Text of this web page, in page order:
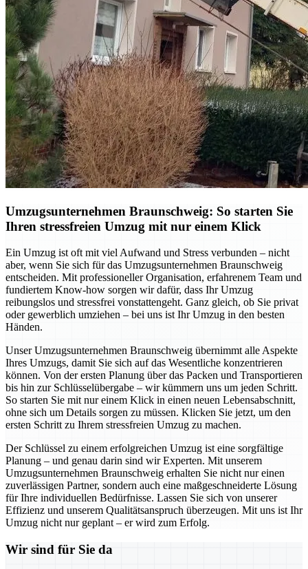
Umzugsunternehmen Braunschweig: So starten Sie
Ihren stressfreien Umzug mit nur einem Klick
Ein Umzug ist oft mit viel Aufwand und Stress verbunden – nicht
aber, wenn Sie sich für das Umzugsunternehmen Braunschweig
entscheiden. Mit professioneller Organisation, erfahrenem Team und
fundiertem Know-how sorgen wir dafür, dass Ihr Umzug
reibungslos und stressfrei vonstattengeht. Ganz gleich, ob Sie privat
oder gewerblich umziehen – bei uns ist Ihr Umzug in den besten
Händen.
Unser Umzugsunternehmen Braunschweig übernimmt alle Aspekte
Ihres Umzugs, damit Sie sich auf das Wesentliche konzentrieren
können. Von der ersten Planung über das Packen und Transportieren
bis hin zur Schlüsselübergabe – wir kümmern uns um jeden Schritt.
So starten Sie mit nur einem Klick in einen neuen Lebensabschnitt,
ohne sich um Details sorgen zu müssen. Klicken Sie jetzt, um den
ersten Schritt zu Ihrem stressfreien Umzug zu machen.
Der Schlüssel zu einem erfolgreichen Umzug ist eine sorgfältige
Planung – und genau darin sind wir Experten. Mit unserem
Umzugsunternehmen Braunschweig erhalten Sie nicht nur einen
zuverlässigen Partner, sondern auch eine maßgeschneiderte Lösung
für Ihre individuellen Bedürfnisse. Lassen Sie sich von unserer
Effizienz und unserem Qualitätsanspruch überzeugen. Mit uns ist Ihr
Umzug nicht nur geplant – er wird zum Erfolg.
Wir sind für Sie da